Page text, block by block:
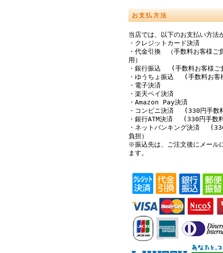
お支払方法
当店では、以下のお支払い方法
・クレジットカード決済
・代金引換 （手数料お客様ご
用）
・銀行振込 (手数料お客様ご
・ゆうちょ振込 (手数料お客
・電子決済
・楽天ペイ決済
・Amazon Pay決済
・コンビニ決済 (330円手数
・銀行ATM決済 (330円手数
・ネットバンキング決済
負担）
※振込先は、ご注文後にメール
ます。